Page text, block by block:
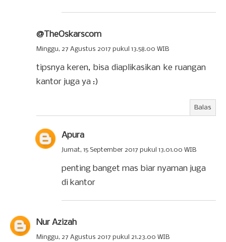
@TheOskarscom
Minggu, 27 Agustus 2017 pukul 13.58.00 WIB
tipsnya keren, bisa diaplikasikan ke ruangan
kantor juga ya :)
Balas
Apura
Jumat, 15 September 2017 pukul 13.01.00 WIB
penting banget mas biar nyaman juga
di kantor
Nur Azizah
Minggu, 27 Agustus 2017 pukul 21.23.00 WIB